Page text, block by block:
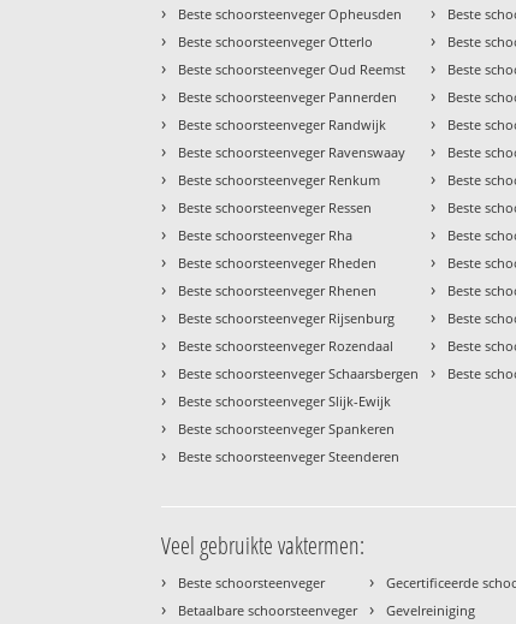
› Beste schoorsteenveger Opheusden
› Beste schoorsteenveger Otterlo
› Beste schoorsteenveger Oud Reemst
› Beste schoorsteenveger Pannerden
› Beste schoorsteenveger Randwijk
› Beste schoorsteenveger Ravenswaay
› Beste schoorsteenveger Renkum
› Beste schoorsteenveger Ressen
› Beste schoorsteenveger Rha
› Beste schoorsteenveger Rheden
› Beste schoorsteenveger Rhenen
› Beste schoorsteenveger Rijsenburg
› Beste schoorsteenveger Rozendaal
› Beste schoorsteenveger Schaarsbergen
› Beste schoorsteenveger Slijk-Ewijk
› Beste schoorsteenveger Spankeren
› Beste schoorsteenveger Steenderen
› Beste
› Beste
› Beste
› Beste
› Beste
› Beste
› Beste
› Beste
› Beste
› Beste
› Beste
› Beste
› Beste
› Beste
Veel gebruikte vaktermen:
› Beste schoorsteenveger
› Betaalbare schoorsteenveger
› Gecertificeerde
› Gevelreiniging